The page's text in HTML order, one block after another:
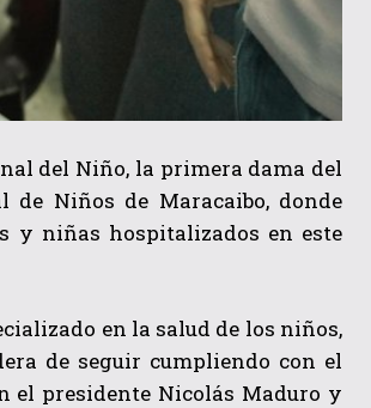
del Niño, la primera dama del
de Niños de Maracaibo, donde
y niñas hospitalizados en este
en la salud de los niños,
de seguir cumpliendo con el
el presidente Nicolás Maduro y